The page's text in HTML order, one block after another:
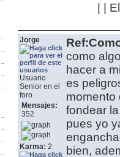
| |
Jorge
Usuario
Senior en el
foro
Mensajes:
352
Karma: 2
como
hacer a
es
momento
fondear
pues yo
bien,